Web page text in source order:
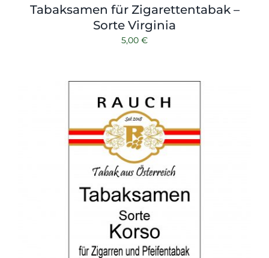
Tabaksamen für Zigarettentabak –
Sorte Virginia
5,00 €